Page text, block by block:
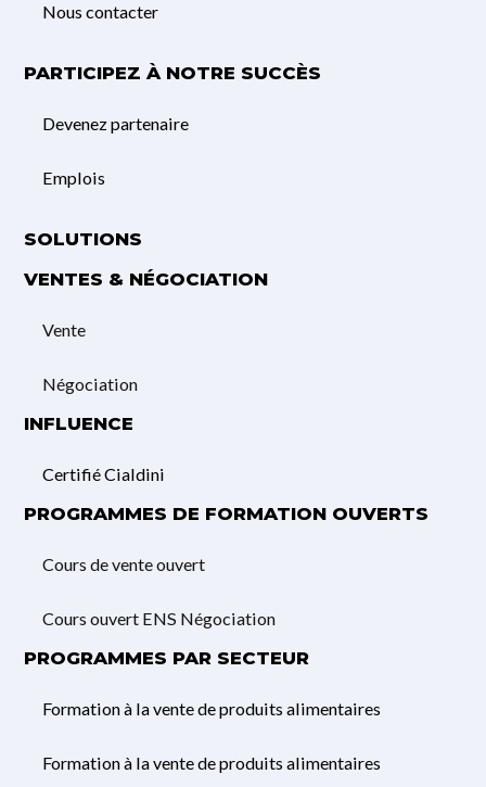
Nous contacter
PARTICIPEZ À NOTRE SUCCÈS
Devenez partenaire
Emplois
SOLUTIONS
VENTES & NÉGOCIATION
Vente
Négociation
INFLUENCE
Certifié Cialdini
PROGRAMMES DE FORMATION OUVERTS
Cours de vente ouvert
Cours ouvert ENS Négociation
PROGRAMMES PAR SECTEUR
Formation à la vente de produits alimentaires
Formation à la vente de produits alimentaires